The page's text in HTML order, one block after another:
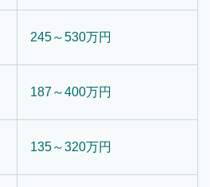
245～530万円
187～400万円
135～320万円